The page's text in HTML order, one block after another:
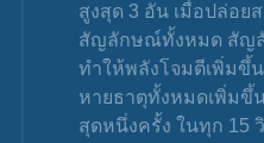
สูงสุด 3 อัน เมื่อปล่อย
สัญลักษณ์ทั้งหมด สัญ
ทำให้พลังโจมตีเพิ่มขึ้
หายธาตุทั้งหมดเพิ่มขึ้
สุดหนึ่งครั้ง ในทุก 15